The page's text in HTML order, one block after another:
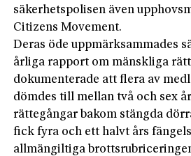
säkerhetspolisen även
Citizens Movement.
Deras öde uppmärksammades
årliga rapport om mänskliga
dokumenterade att flera av
dömdes till mellan två och sex
rättegångar bakom stängda
fick fyra och ett halvt års
allmängiltiga